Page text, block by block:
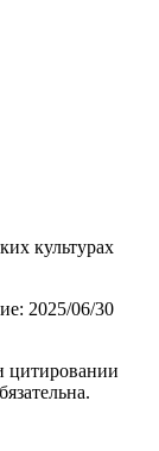
2025/06/30
цитировании